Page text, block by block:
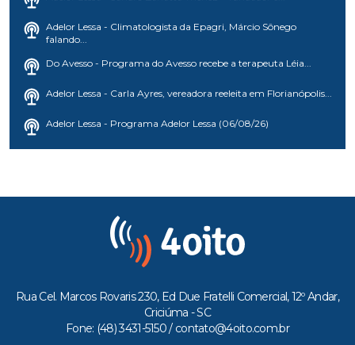
Adelor Lessa - Climatologista da Epagri, Márcio Sônego
falando...
Do Avesso - Programa do Avesso recebe a terapeuta Léia...
Adelor Lessa - Carla Ayres, vereadora reeleita em Florianópolis...
Adelor Lessa - Programa Adelor Lessa (06/08/26)
Rua Cel. Marcos Rovaris 230, Ed Due Fratelli Comercial, 12º Andar,
Criciúma - SC
Fone: (48) 3431-5150 / contato@4oito.com.br